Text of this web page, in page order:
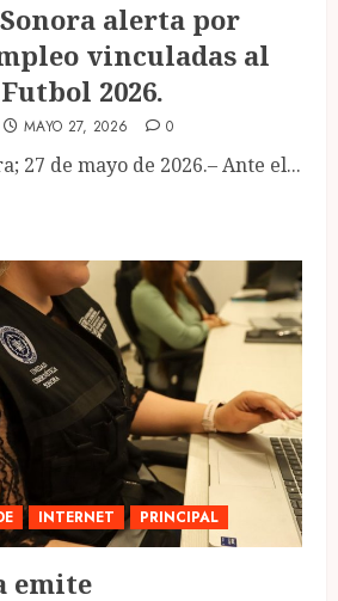
Sonora alerta por
vinculadas al
2026.
MAYO 27, 2026 0
27 de mayo de 2026.– Ante el...
INTERNET PRINCIPAL
emite